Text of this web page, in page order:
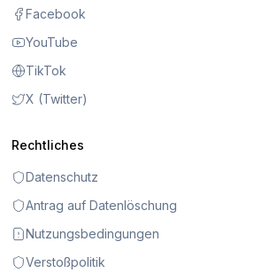
Facebook
YouTube
TikTok
X (Twitter)
Rechtliches
Datenschutz
Antrag auf Datenlöschung
Nutzungsbedingungen
Verstoßpolitik